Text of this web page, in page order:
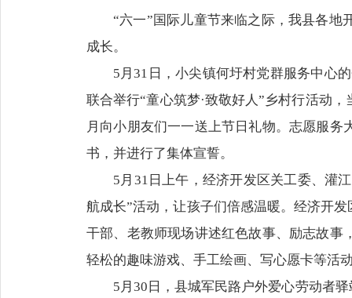
“六一”国际儿童节来临之际，我县各地
成长。
5月31日，小尖镇何圩村党群服务中心
联合举行“童心筑梦·致敬好人”乡村行活动
月向小朋友们一一送上节日礼物。志愿服
书，并进行了集体宣誓。
5月31日上午，经济开发区关工委、灌
航成长”活动，让孩子们倍感温暖。经济开
干部、老教师现场讲述红色故事、励志故事
轻松的趣味游戏、手工绘画、写心愿卡等活
5月30日，县城军民路户外爱心劳动者